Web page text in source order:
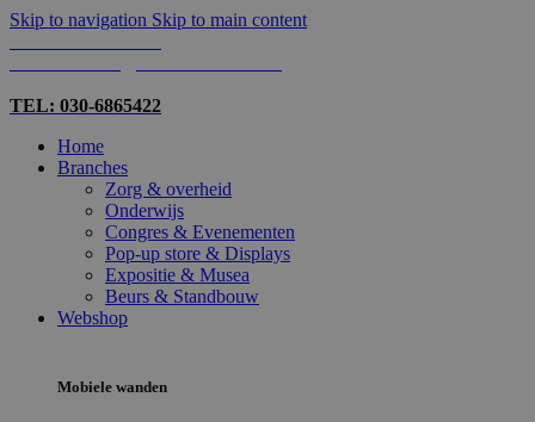
Skip to navigation Skip to main content
TEL: 030-6865422
Home
Branches
Zorg & overheid
Onderwijs
Congres & Evenementen
Pop-up store & Displays
Expositie & Musea
Beurs & Standbouw
Webshop
Mobiele wanden